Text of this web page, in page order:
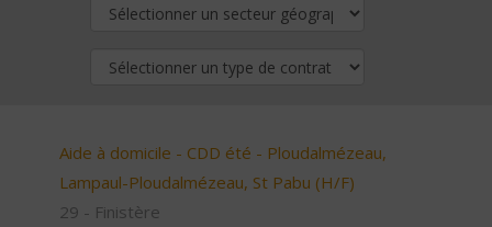
Aide à domicile - CDD été - Ploudalmézeau,
Lampaul-Ploudalmézeau, St Pabu (H/F)
29 - Finistère